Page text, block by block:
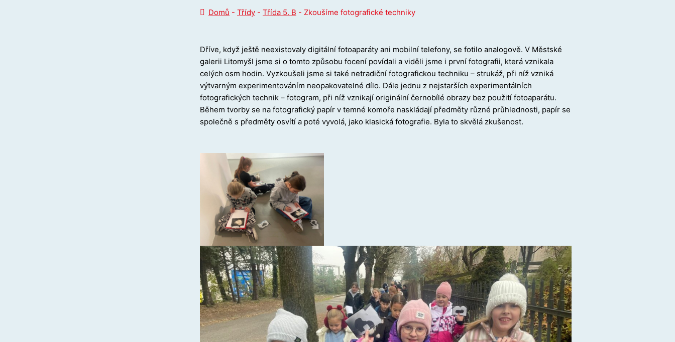
Domů - Třídy- Třída 5. B - Zkoušíme fotografické techniky
Dříve, když ještě neexistovaly digitální fotoaparáty ani mobilní telefony, se fotilo analogově. V Městské
galerii Litomyšl jsme si o tomto způsobu focení povídali a viděli jsme i první fotografii, která vznikala
celých osm hodin. Vyzkoušeli jsme si také netradiční fotografickou techniku – strukáž, při níž vzniká
výtvarným experimentováním neopakovatelné dílo. Dále jednu z nejstarších experimentálních
fotografických technik – fotogram, při níž vznikají originální černobílé obrazy bez použití fotoaparátu.
Během tvorby se na fotografický papír v temné komoře naskládají předměty různé průhlednosti, papír se
společně s předměty osvítí a poté vyvolá, jako klasická fotografie. Byla to skvělá zkušenost.